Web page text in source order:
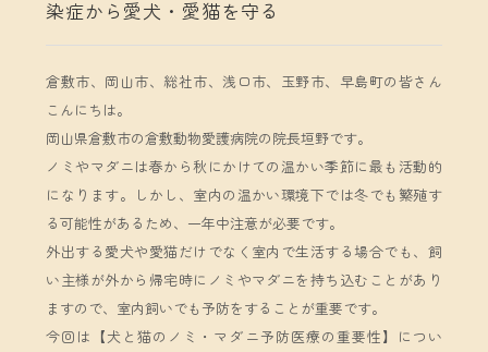
染症から愛犬・愛猫を守る
倉敷市、岡山市、総社市、浅口市、玉野市、早島町の皆さん
こんにちは。
岡山県倉敷市の倉敷動物愛護病院の院長垣野です。
ノミやマダニは春から秋にかけての温かい季節に最も活動的
になります。しかし、室内の温かい環境下では冬でも繁殖す
る可能性があるため、一年中注意が必要です。
外出する愛犬や愛猫だけでなく室内で生活する場合でも、飼
い主様が外から帰宅時にノミやマダニを持ち込むことがあり
ますので、室内飼いでも予防をすることが重要です。
今回は【犬と猫のノミ・マダニ予防医療の重要性】につい